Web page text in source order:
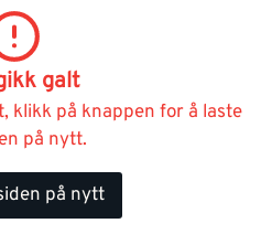
galt
klikk på knappen for å laste
på nytt.
på nytt